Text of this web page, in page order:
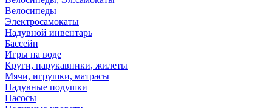
Велосипеды
Электросамокаты
Надувной инвентарь
Бассейн
Игры на воде
Круги, нарукавники, жилеты
Мячи, игрушки, матрасы
Надувные подушки
Насосы